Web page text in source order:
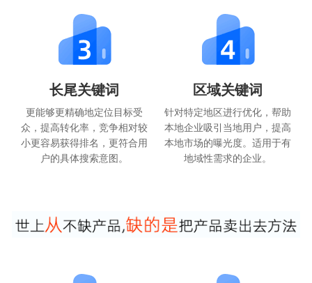
长尾关键词
更能够更精确地定位目标受
众，提高转化率，竞争相对较
小更容易获得排名，更符合用
户的具体搜索意图。
区域关键词
针对特定地区进行优化，帮助
本地企业吸引当地用户，提高
本地市场的曝光度。适用于有
地域性需求的企业。